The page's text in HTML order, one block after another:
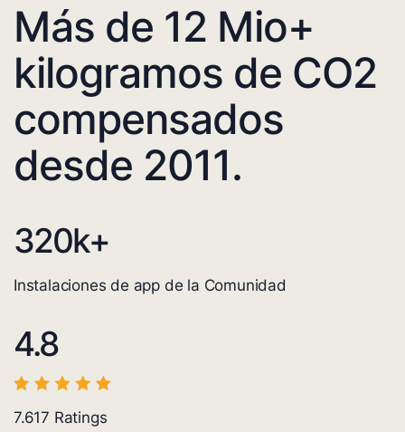
Más de 12 Mio+
kilogramos de CO2
compensados
desde 2011.
320k+
Instalaciones de app de la Comunidad
4.8
7.617 Ratings